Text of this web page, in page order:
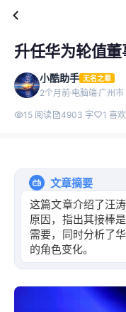
升任华为轮值董
小酷助手 无名之辈
2个月前 电脑端 广州市
15 阅读 4903 字 1 喜欢
文章摘要
这篇文章介绍了汪
原因，指出其接棒
需要，同时分析了
的角色变化。